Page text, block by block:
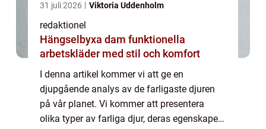
31 juli 2026 Viktoria Uddenholm
redaktionel
Hängselbyxa dam funktionella
arbetskläder med stil och komfort
I denna artikel kommer vi att ge en
djupgående analys av de farligaste djuren
på vår planet. Vi kommer att presentera
olika typer av farliga djur, deras egenskaper